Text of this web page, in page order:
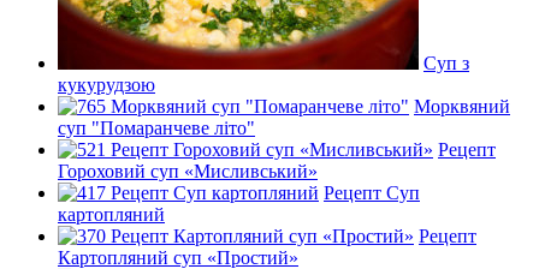
Суп з
кукурудзою
Морквяний
суп "Помаранчеве літо"
Рецепт
Гороховий суп «Мисливський»
Рецепт Суп
картопляний
Рецепт
Картопляний суп «Простий»